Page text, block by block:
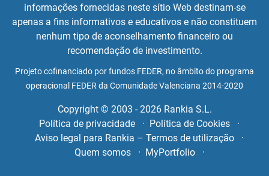
informações fornecidas neste sítio Web destinam-se
apenas a fins informativos e educativos e não constituem
nenhum tipo de aconselhamento financeiro ou
recomendação de investimento.
Projeto cofinanciado por fundos FEDER, no âmbito do programa
operacional FEDER da Comunidade Valenciana 2014-2020
Copyright © 2003 - 2026 Rankia S.L.
Política de privacidade
Política de Cookies
Aviso legal para Rankia – Termos de utilização
Quem somos
MyPortfolio